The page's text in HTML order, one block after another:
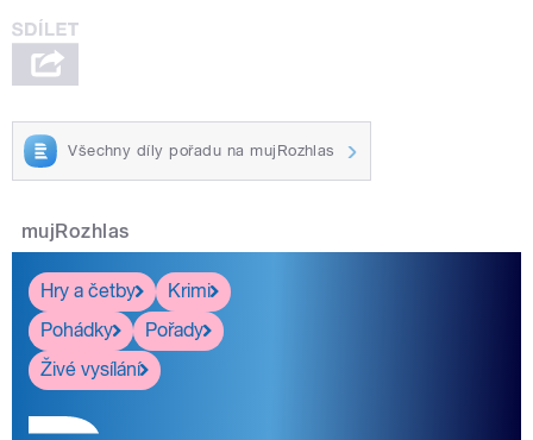
Všechny díly pořadu na mujRozhlas
mujRozhlas
Hry a četby
Krimi
Pohádky
Pořady
Živé vysílání